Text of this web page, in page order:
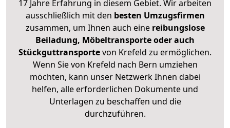
17 Jahre Erfahrung in diesem Gebiet. Wir arbeiten
ausschließlich mit den besten Umzugsfirmen
zusammen, um Ihnen auch eine reibungslose
Beiladung, Möbeltransporte oder auch
Stückguttransportevon Krefeld zu ermöglichen.
Wenn Sie von Krefeld nach Bern umziehen
möchten, kann unser Netzwerk Ihnen dabei
helfen, alle erforderlichen Dokumente und
Unterlagen zu beschaffen und die
durchzuführen.